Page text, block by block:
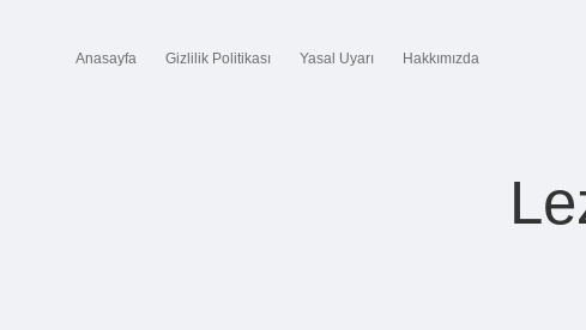
Anasayfa Gizlilik Politikası Yasal Uyarı Hakkımızda